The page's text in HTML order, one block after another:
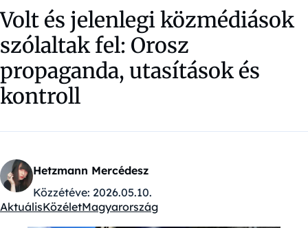
Volt és jelenlegi közmédiások
szólaltak fel: Orosz
propaganda, utasítások és
kontroll
Hetzmann Mercédesz
Közzétéve: 2026.05.10.
Kategóriák:
AktuálisKözéletMagyarország